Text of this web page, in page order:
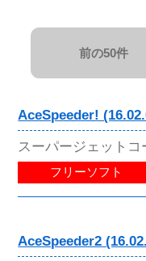
前の50件
AceSpeeder!
スーパージェット
フリーソフト
AceSpeeder2